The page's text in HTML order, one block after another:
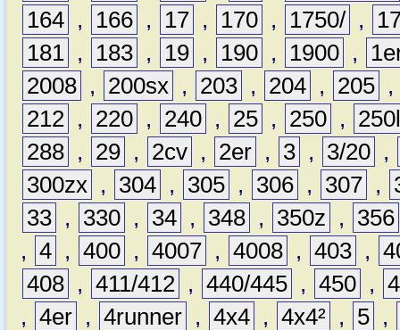
164 , 166 , 17 , 170 , 1750/ ,
181 , 183 , 19 , 190 , 1900 ,
2008 , 200sx , 203 , 204 , 205 ,
212 , 220 , 240 , 25 , 250 ,
288 , 29 , 2cv , 2er , 3 , 3/20 ,
300zx , 304 , 305 , 306 , 307 ,
33 , 330 , 34 , 348 , 350z ,
356
, 4 , 400 , 4007 , 4008 , 403 ,
408 , 411/412 , 440/445 , 450 ,
, 4er , 4runner , 4x4 , 4x4² , 5 ,